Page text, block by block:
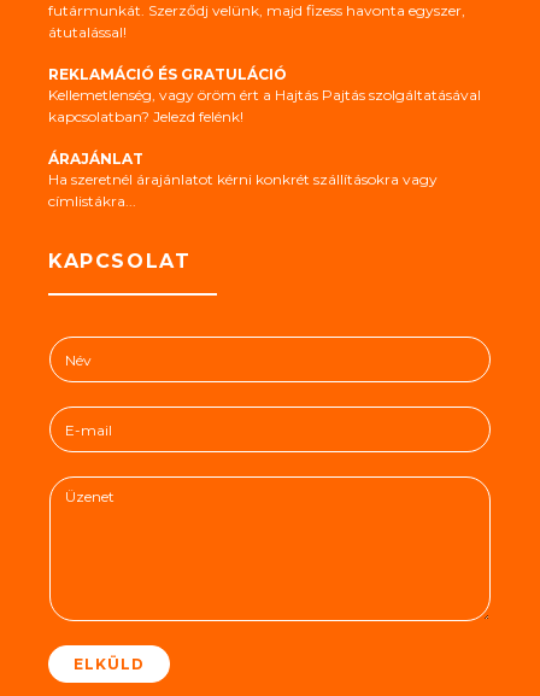
futármunkát. Szerződj velünk, majd fizess havonta egyszer,
átutalással!
REKLAMÁCIÓ ÉS GRATULÁCIÓ
Kellemetlenség, vagy öröm ért a Hajtás Pajtás szolgáltatásával
kapcsolatban? Jelezd felénk!
ÁRAJÁNLAT
Ha szeretnél árajánlatot kérni konkrét szállításokra vagy
címlistákra...
KAPCSOLAT
N
é
*E
-
a
Ü
t
ELKÜLD